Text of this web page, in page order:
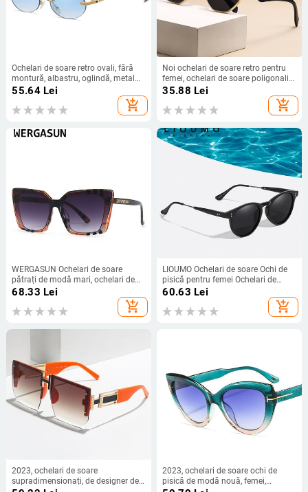
Ochelari de soare retro ovali, fără
montură, albastru, oglindă, metal
auriu, pentru bărbați, rotunzi, fără
55.64Lei
add_shopping_cart
Noi ochelari de soare retro pentru
femei, ochelari de soare poligonali
cu cadru metalic, ochelari de soare
decorativi de designer de brand
pentru bărbați, Uv400
35.88 Lei
add_shopping_cart
WERGASUN Ochelari de soare
pătrați de modă mari, ochelari de
soare de lux pentru femei, cu ochi
de pisică, vintage UV400, ochelari
de soare în aer liber
68.33 Lei
add_shopping_cart
LIOUMO Ochelari de soare Ochi de
pisică pentru femei Ochelari de
soare polarizați Bărbați Ochelari
vintage anti-orbire Nuanță la modă
Lentile maro zonnebril dames
60.63 Lei
add_shopping_cart
2023, ochelari de soare
supradimensionați, de designer de
2023, ochelari de soare ochi de
pisică de modă nouă, femei,